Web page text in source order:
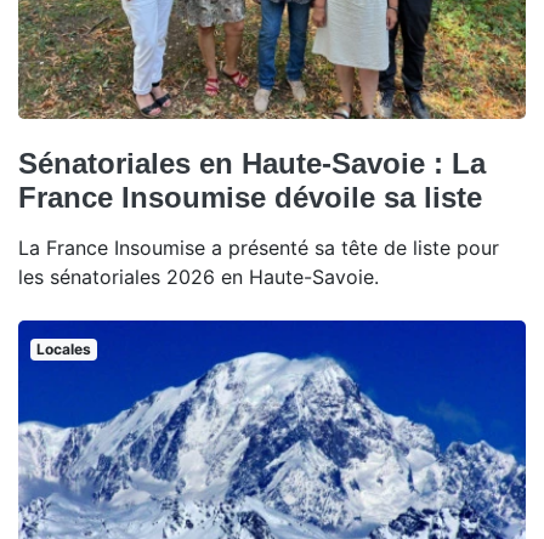
Sénatoriales en Haute-Savoie : La
France Insoumise dévoile sa liste
La France Insoumise a présenté sa tête de liste pour
les sénatoriales 2026 en Haute-Savoie.
Locales